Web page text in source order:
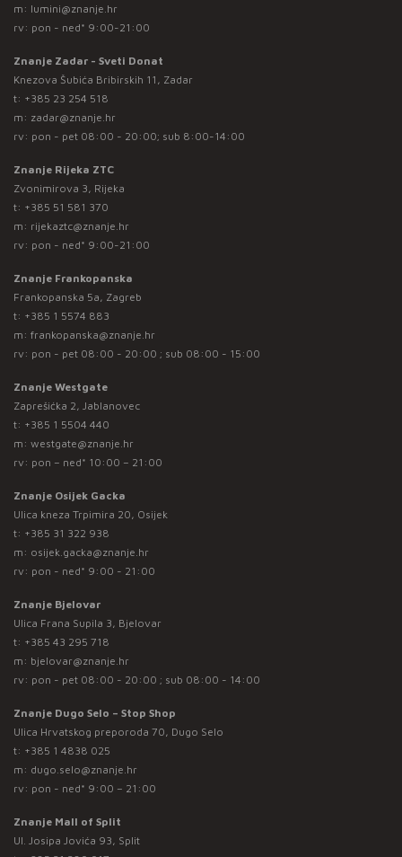
m: lumini@znanje.hr
rv: pon - ned* 9:00-21:00
Znanje Zadar - Sveti Donat
Knezova Šubića Bribirskih 11, Zadar
t: +385 23 254 518
m: zadar@znanje.hr
rv: pon - pet 08:00 - 20:00; sub 8:00-14:00
Znanje Rijeka ZTC
Zvonimirova 3, Rijeka
t: +385 51 581 370
m: rijekaztc@znanje.hr
rv: pon - ned* 9:00-21:00
Znanje Frankopanska
Frankopanska 5a, Zagreb
t: +385 1 5574 883
m: frankopanska@znanje.hr
rv: pon - pet 08:00 - 20:00 ; sub 08:00 - 15:00
Znanje Westgate
Zaprešićka 2, Jablanovec
t: +385 1 5504 440
m: westgate@znanje.hr
rv: pon – ned* 10:00 – 21:00
Znanje Osijek Gacka
Ulica kneza Trpimira 20, Osijek
t: +385 31 322 938
m: osijek.gacka@znanje.hr
rv: pon - ned* 9:00 - 21:00
Znanje Bjelovar
Ulica Frana Supila 3, Bjelovar
t: +385 43 295 718
m: bjelovar@znanje.hr
rv: pon - pet 08:00 - 20:00 ; sub 08:00 - 14:00
Znanje Dugo Selo – Stop Shop
Ulica Hrvatskog preporoda 70, Dugo Selo
t: +385 1 4838 025
m: dugo.selo@znanje.hr
rv: pon - ned* 9:00 – 21:00
Znanje Mall of Split
Ul. Josipa Jovića 93, Split